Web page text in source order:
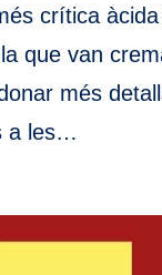
crítica
que van
més
a les…